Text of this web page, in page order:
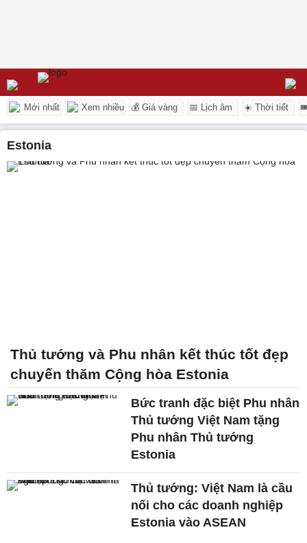
Mới nhất Xem nhiều 💰 Giá vàng 📅 Lịch âm ☀️ Thời tiết
Estonia
Thủ tướng và Phu nhân kết thúc tốt đẹp
chuyến thăm Cộng hòa Estonia
Bức tranh đặc biệt Phu nhân
Thủ tướng Việt Nam tặng
Phu nhân Thủ tướng
Estonia
Thủ tướng: Việt Nam là cầu
nối cho các doanh nghiệp
Estonia vào ASEAN